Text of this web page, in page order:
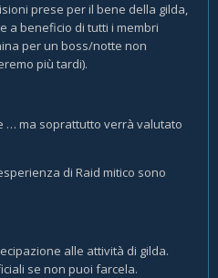
prese per il bene della gilda,
a beneficio di tutti i membri
per un boss/notte non
più tardi).
… ma soprattutto verrà valutato
di Raid mitico sono
alle attività di gilda.
se non puoi farcela.